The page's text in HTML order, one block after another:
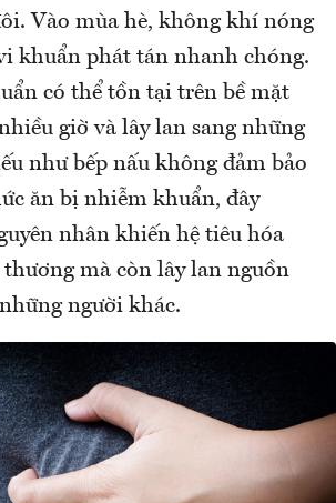
Vào mùa hè, không khí nóng
khuẩn phát tán nhanh chóng.
có thể tồn tại trên bề mặt
giờ và lây lan sang những
như bếp nấu không đảm bảo
ăn bị nhiễm khuẩn, đây
nhân khiến hệ tiêu hóa
thương mà còn lây lan nguồn
người khác.